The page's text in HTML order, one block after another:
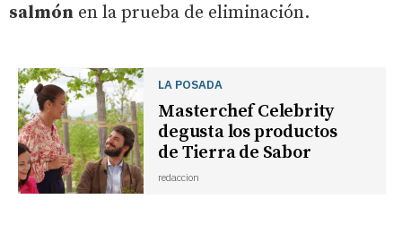
salmón en la prueba de eliminación.
LA POSADA
Masterchef Celebrity
degusta los productos
de Tierra de Sabor
redaccion